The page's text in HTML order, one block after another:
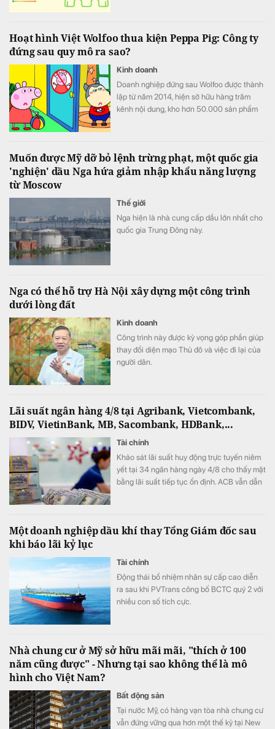
Hoạt hình Việt Wolfoo thua kiện Peppa Pig: Công ty
đứng sau quy mô ra sao?
Kinh doanh
Doanh nghiệp đứng sau Wolfoo được thành
lập từ năm 2014, hiện sở hữu hàng trăm
kênh nội dung, kho hơn 50.000 sản phẩm
Muốn được Mỹ dỡ bỏ lệnh trừng phạt, một quốc gia
'nghiện' dầu Nga hứa giảm nhập khẩu năng lượng
từ Moscow
Thế giới
Nga hiện là nhà cung cấp dầu lớn nhất cho
quốc gia Trung Đông này.
Nga có thể hỗ trợ Hà Nội xây dựng một công trình
dưới lòng đất
Kinh doanh
Công trình này được kỳ vọng góp phần giúp
thay đổi diện mạo Thủ đô và việc đi lại của
người dân.
Lãi suất ngân hàng 4/8 tại Agribank, Vietcombank,
BIDV, VietinBank, MB, Sacombank, HDBank,...
Tài chính
Khảo sát lãi suất huy động trực tuyến niêm
yết tại 34 ngân hàng ngày 4/8 cho thấy mặt
bằng lãi suất tiếp tục ổn định. ACB vẫn dẫn
Một doanh nghiệp dầu khí thay Tổng Giám đốc sau
khi báo lãi kỷ lục
Tài chính
Động thái bổ nhiệm nhân sự cấp cao diễn
ra sau khi PVTrans công bố BCTC quý 2 với
nhiều con số tích cực.
Nhà chung cư ở Mỹ sở hữu mãi mãi, "thích ở 100
năm cũng được" - Nhưng tại sao không thể là mô
hình cho Việt Nam?
Bất động sản
Tại nước Mỹ, có hàng vạn tòa nhà chung cư
vẫn đứng vững qua hơn một thế kỷ tại New